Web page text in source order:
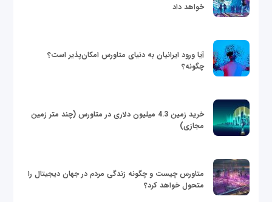
خواهد داد
آیا ورود ایرانیان به دنیای متاورس امکان‌پذیر است؟
چگونه؟
خرید زمین 4.3 میلیون دلاری در متاورس (چند متر زمین
مجازی)
متاورس چیست و چگونه زندگی مردم در جهان دیجیتال را
متحول خواهد کرد؟